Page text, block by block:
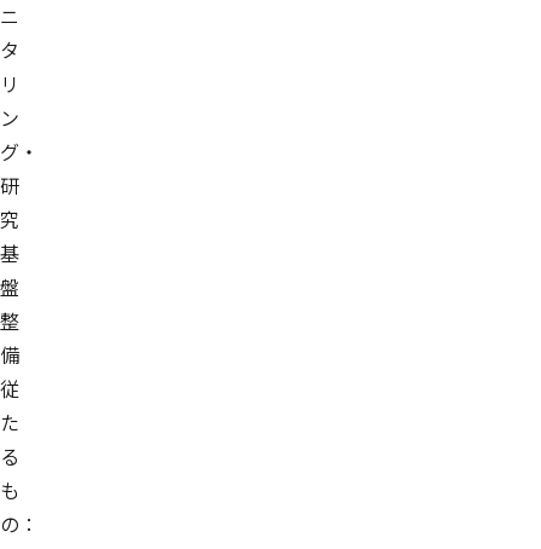
ニ
タ
リ
ン
グ・
研
究
基
盤
整
備
従
た
る
も
の：